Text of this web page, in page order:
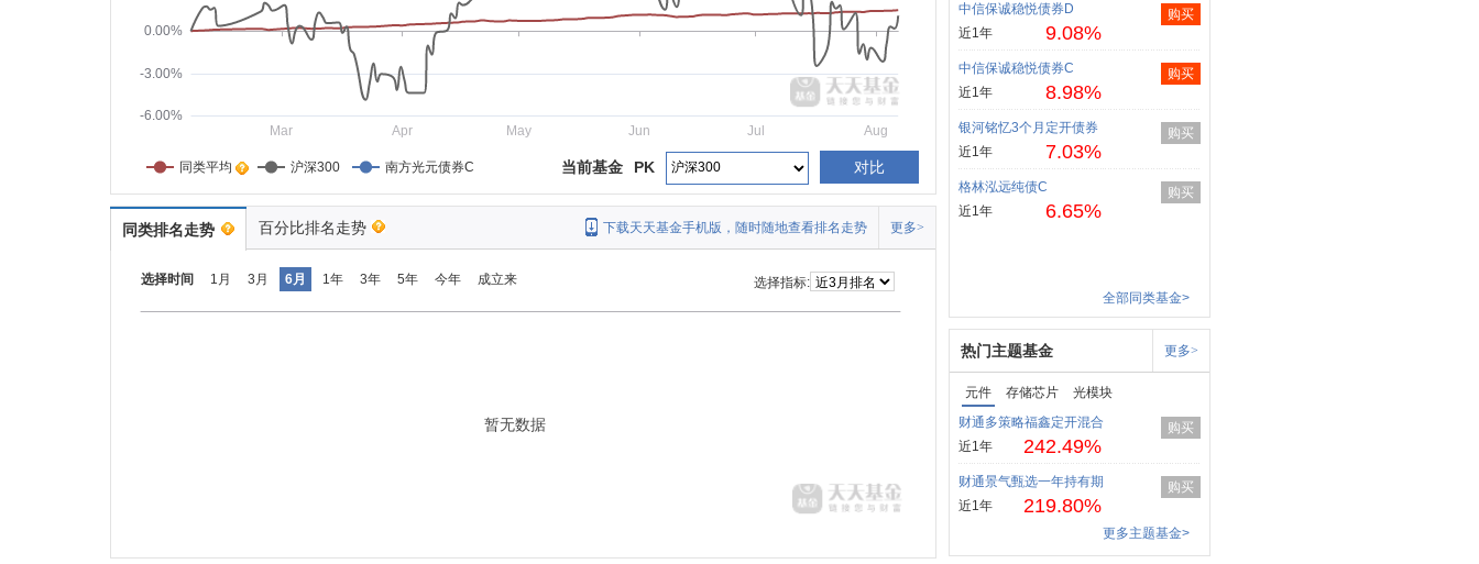
-6.00%
-3.00%
0.00%
Mar Apr May Jun Jul Aug
同类平均 沪深300 南方光元债券C 对比
PK
当前基金
同类排名走势 百分比排名走势 更多>
下载天天基金手机版，随时随地查看排名走势
选择时间 1月 3月 6月 1年 3年 5年 今年 成立来 选择指标:
暂无数据
中信保诚稳悦债券D
近1年
9.08%
购买
中信保诚稳悦债券C
近1年
8.98%
购买
银河铭忆3个月定开债券
近1年
7.03%
购买
格林泓远纯债C
近1年
6.65%
购买
全部同类基金>
热门主题基金 更多>
元件 存储芯片
光模块
财通多策略福鑫定开混合
近1年
242.49%
购买
财通景气甄选一年持有期
近1年
219.80%
购买
更多主题基金>